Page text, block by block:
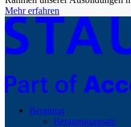
Mehr erfahren
Beratung
Beratungsansatz